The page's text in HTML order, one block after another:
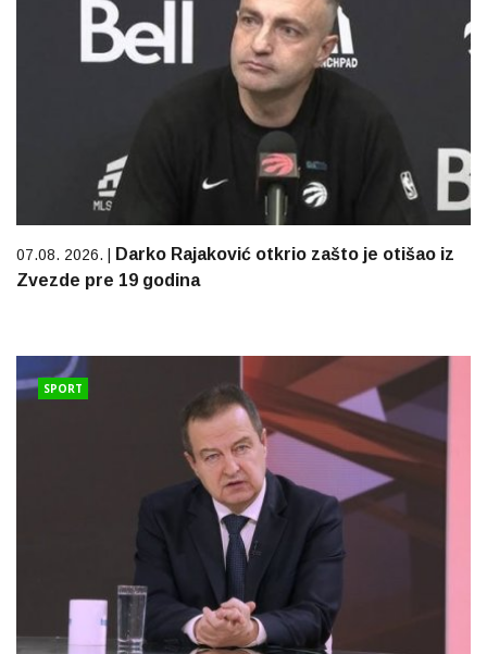
07.08. 2026. |
Darko Rajaković otkrio zašto je otišao iz
Zvezde pre 19 godina
SPORT